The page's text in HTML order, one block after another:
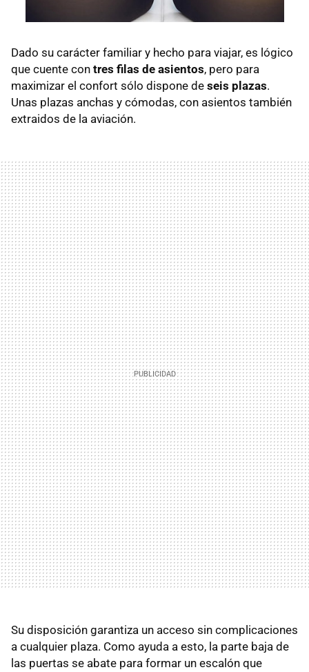
Dado su carácter familiar y hecho para viajar, es lógico
que cuente con tres filas de asientos, pero para
maximizar el confort sólo dispone de seis plazas.
Unas plazas anchas y cómodas, con asientos también
extraidos de la aviación.
Su disposición garantiza un acceso sin complicaciones
a cualquier plaza. Como ayuda a esto, la parte baja de
las puertas se abate para formar un escalón que